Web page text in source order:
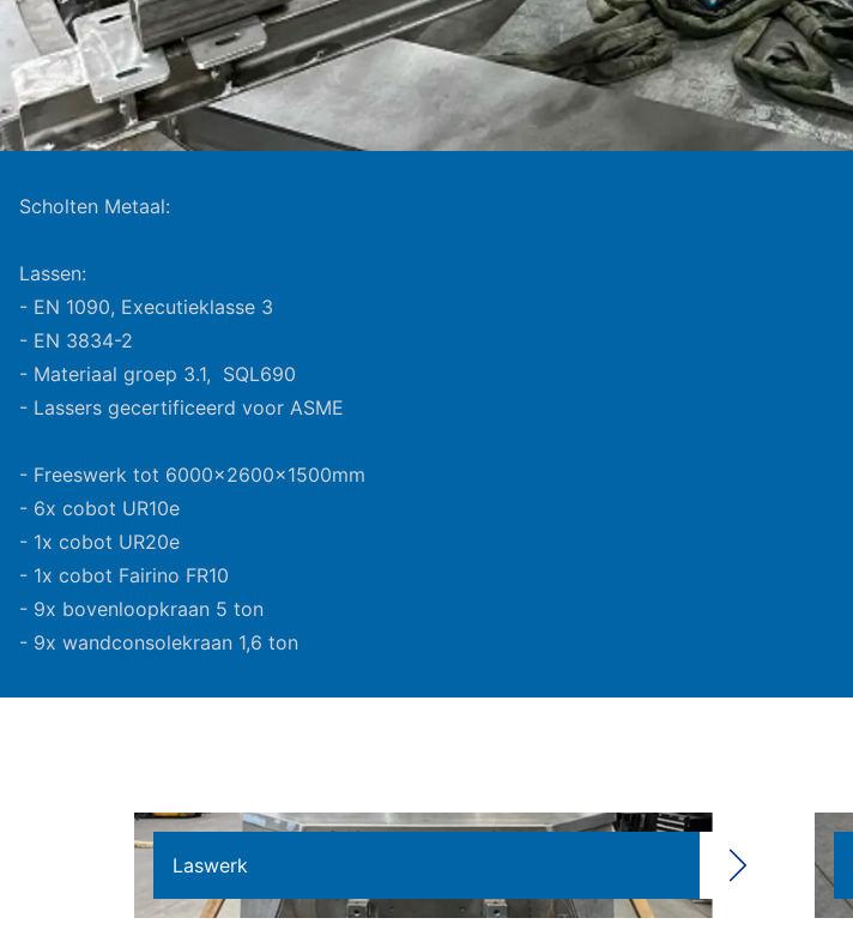
Scholten Metaal:
Lassen:
- EN 1090, Executieklasse 3
- EN 3834-2
- Materiaal groep 3.1, SQL690
- Lassers gecertificeerd voor ASME
- Freeswerk tot 6000x2600x1500mm
- 6x cobot UR10e
- 1x cobot UR20e
- 1x cobot Fairino FR10
- 9x bovenloopkraan 5 ton
- 9x wandconsolekraan 1,6 ton
Laswerk